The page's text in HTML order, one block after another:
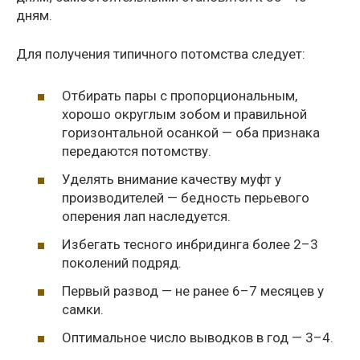
дням.
Для получения типичного потомства следует:
Отбирать пары с пропорциональным,
хорошо округлым зобом и правильной
горизонтальной осанкой — оба признака
передаются потомству.
Уделять внимание качеству муфт у
производителей — бедность перьевого
оперения лап наследуется.
Избегать тесного инбридинга более 2–3
поколений подряд.
Первый развод — не ранее 6–7 месяцев у
самки.
Оптимальное число выводков в год — 3–4.